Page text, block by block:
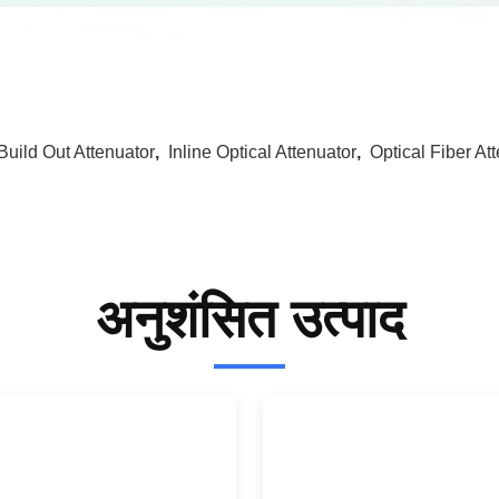
Out Attenuator, Inline Optical Attenuator, Optical Fiber
अनुशंसित उत्पाद